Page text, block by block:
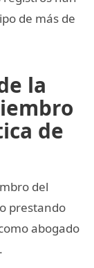
de más de
la
de
del
prestando
abogado